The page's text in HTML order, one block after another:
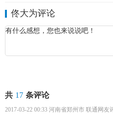
曾分手，但是佟大为主动示好
北京万达广场索菲特大酒店
宝刚担任证婚人。自从和关
绯闻；不仅是演艺圈中的“模
佟大为评论
共 17 条评论
2017-03-22 00:33 河南省郑州市 联通网友